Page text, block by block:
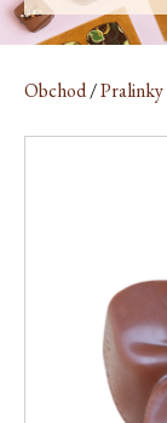
Obchod/Pralinky